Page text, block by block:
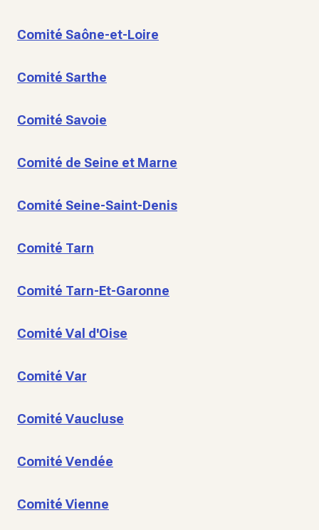
Comité Saône-et-Loire
Comité Sarthe
Comité Savoie
Comité de Seine et Marne
Comité Seine-Saint-Denis
Comité Tarn
Comité Tarn-Et-Garonne
Comité Val d'Oise
Comité Var
Comité Vaucluse
Comité Vendée
Comité Vienne